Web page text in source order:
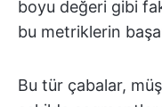
boyu değeri gibi
bu metriklerin
Bu tür çabalar,